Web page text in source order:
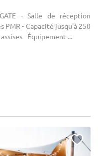
- Salle de réception
PMR - Capacité jusqu'à 250
- Équipement ...